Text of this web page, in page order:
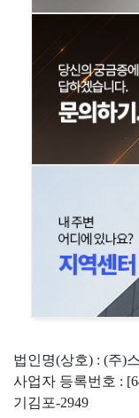
법인명(상호) : (주)
사업자 등록번호 :
기김포-2949